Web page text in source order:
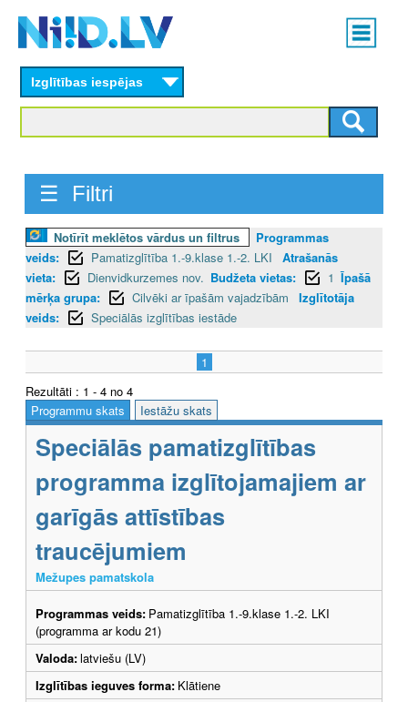
content
Main
menu
Izglītības iespējas
☰ Filtri
Notīrīt meklētos vārdus un filtrus
Programmas
veids:
Pamatizglītība 1.-9.klase 1.-2. LKI
Atrašanās
vieta:
Dienvidkurzemes nov. Budžeta vietas: 1 Īpašā
mērķa grupa:
Cilvēki ar īpašām vajadzībām
Izglītotāja
veids:
Speciālās izglītības iestāde
1
Rezultāti : 1 - 4 no 4
Programmu skats
Iestāžu skats
Speciālās pamatizglītības
programma izglītojamajiem ar
garīgās attīstības
traucējumiem
Mežupes pamatskola
Programmas veids: Pamatizglītība 1.-9.klase 1.-2. LKI
(programma ar kodu 21)
Valoda:latviešu (LV)
Izglītības ieguves forma: Klātiene